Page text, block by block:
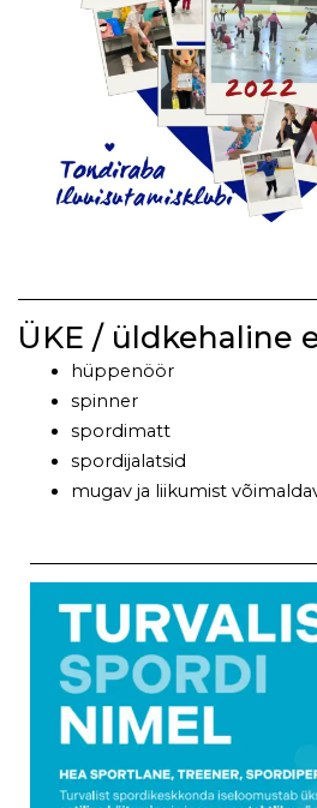
ÜKE / üldkehaline
hüppenöör
spinner
spordimatt
spordijalatsid
mugav ja liikumist